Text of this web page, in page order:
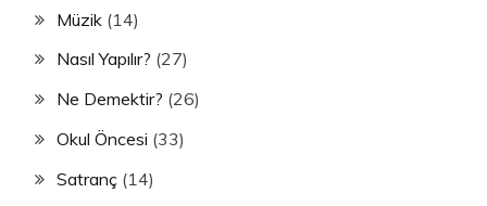
Müzik (14)
Nasıl Yapılır? (27)
Ne Demektir? (26)
Okul Öncesi (33)
Satranç (14)